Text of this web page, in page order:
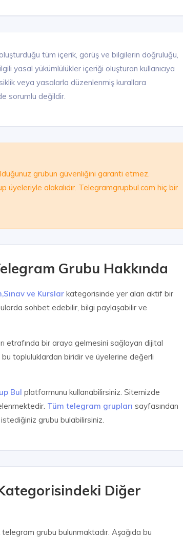
tüm içerik, görüş ve bilgilerin doğruluğu,
yasal yükümlülükler içeriği oluşturan kullanıcıya
veya yasalarla düzenlenmiş kurallara
sorumlu değildir.
grubun güvenliğini garanti etmez.
üyeleriyle alakalıdır. Telegramgrupbul.com hiç bir
Grubu Hakkında
ve Kurslar kategorisinde yer alan aktif bir
sohbet edebilir, bilgi paylaşabilir ve
etrafında bir araya gelmesini sağlayan dijital
topluluklardan biridir ve üyelerine değerli
Bul platformunu kullanabilirsiniz. Sitemizde
Tüm telegram grupları sayfasından
istediğiniz grubu bulabilirsiniz.
Diğer
grubu bulunmaktadır. Aşağıda bu